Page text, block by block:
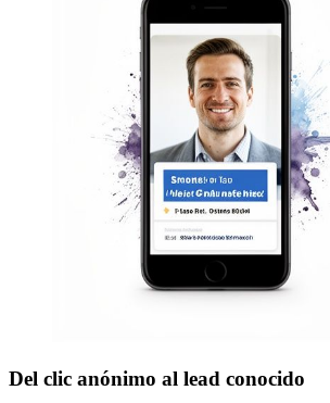
Del clic anónimo al lead conocido